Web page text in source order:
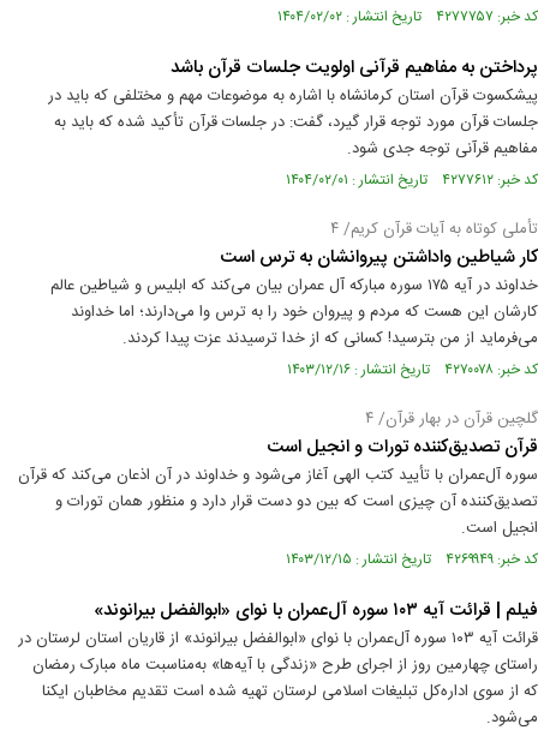
کد خبر: ۴۲۷۷۷۵۷ تاریخ انتشار : ۱۴۰۴/۰۲/۰۲
پرداختن به مفاهیم قرآنی اولویت جلسات قرآن باشد
پیشکسوت قرآن استان کرمانشاه با اشاره به موضوعات مهم و مختلفی که باید در
جلسات قرآن مورد توجه قرار گیرد، گفت: در جلسات قرآن تأکید شده که باید به
مفاهیم قرآنی توجه جدی شود.
کد خبر: ۴۲۷۷۶۱۲ تاریخ انتشار : ۱۴۰۴/۰۲/۰۱
تأملی کوتاه به آیات قرآن کریم/ ۴
کار شیاطین واداشتن پیروانشان به ترس است
خداوند در آیه ۱۷۵ سوره مبارکه آل عمران بیان می‌کند که ابلیس و شیاطین عالم
کارشان این هست که مردم و پیروان خود را به ترس وا می‌دارند؛ اما خداوند
می‌فرماید از من بترسید! کسانی که از خدا ترسیدند عزت پیدا کردند.
کد خبر: ۴۲۷۰۰۷۸ تاریخ انتشار : ۱۴۰۳/۱۲/۱۶
گلچین قرآن در بهار قرآن/ ۴
قرآن تصدیق‌کننده تورات و انجیل است
سوره آل‌عمران با تأیید کتب الهی آغاز می‌شود و خداوند در آن اذعان می‌کند که قرآن
تصدیق‌کننده آن چیزی است که بین دو دست قرار دارد و منظور همان تورات و
انجیل است.
کد خبر: ۴۲۶۹۹۴۹ تاریخ انتشار : ۱۴۰۳/۱۲/۱۵
فیلم | قرائت آیه ۱۰۳ سوره آل‌عمران با نوای «ابوالفضل بیرانوند»
قرائت آیه ۱۰۳ سوره آل‌عمران با نوای «ابوالفضل بیرانوند» از قاریان استان لرستان در
راستای چهارمین روز از اجرای طرح «زندگی با آیه‌ها» به‌مناسبت ماه مبارک رمضان
که از سوی اداره‌کل تبلیغات اسلامی لرستان تهیه شده است تقدیم مخاطبان ایکنا
می‌شود.